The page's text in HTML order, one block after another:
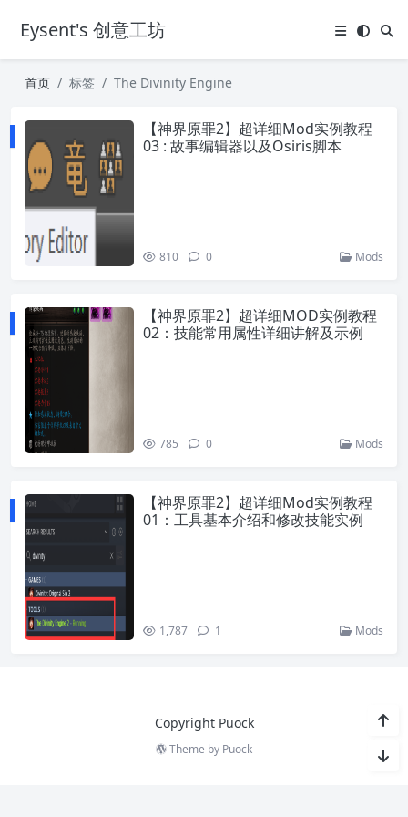
Eysent's 创意工坊
首页 标签 The Divinity Engine
【神界原罪2】超详细Mod实例教程
03 : 故事编辑器以及Osiris脚本
810 0 Mods
【神界原罪2】超详细MOD实例教程
02：技能常用属性详细讲解及示例
785 0 Mods
【神界原罪2】超详细Mod实例教程
01：工具基本介绍和修改技能实例
1,787 1 Mods
Copyright Puock
Theme by Puock